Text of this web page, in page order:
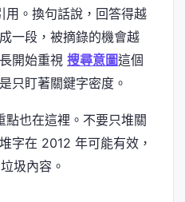
用。換句話說，回答得越
一段，被摘錄的機會越
開始重視 搜尋意圖這個
只盯著關鍵字密度。
點也在這裡。不要只堆關
字在 2012 年可能有效，
圾內容。